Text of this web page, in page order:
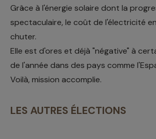
Grâce à l'énergie solaire dont la
spectaculaire, le coût de l'électricité
chuter.
Elle est d'ores et déjà "négative" à
de l'année dans des pays comme
Voilà, mission accomplie.
LES AUTRES ÉLECTIONS